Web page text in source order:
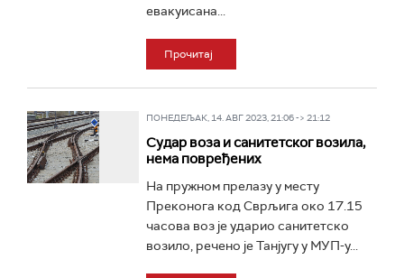
евакуисана...
Прочитај
ПОНЕДЕЉАК, 14. АВГ 2023, 21:06 -> 21:12
Судар воза и санитетског возила,
нема повређених
На пружном прелазу у месту
Преконога код Сврљига око 17.15
часова воз је ударио санитетско
возило, речено је Танјугу у МУП-у...